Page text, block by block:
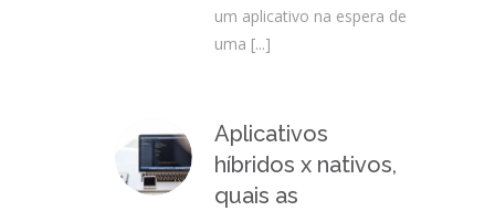
um aplicativo na espera de
uma [...]
Aplicativos
híbridos x nativos,
quais as